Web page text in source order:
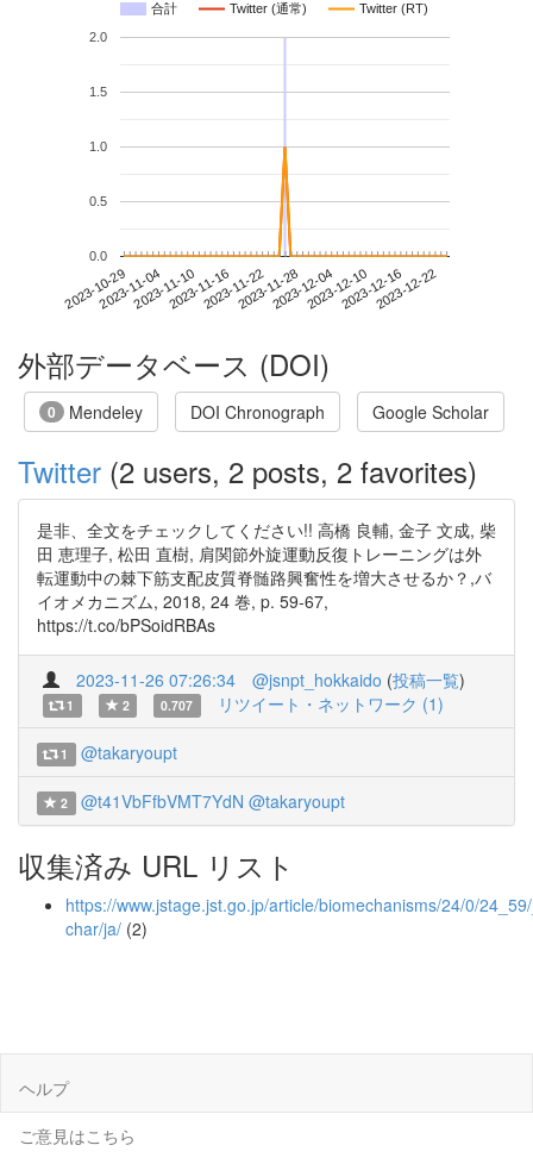
合計 Twitter (通常) Twitter (RT)
2023-10-292023-11-042023-11-102023-11-162023-11-222023-11-282023-12-042023-12-102023-12-162023-12-22
0.0
0.5
1.0
1.5
2.0
外部データベース (DOI)
0 Mendeley DOI Chronograph Google Scholar
Twitter (2 users, 2 posts, 2 favorites)
是非、全文をチェックしてください!! 高橋 良輔, 金子 文成, 柴
田 恵理子, 松田 直樹, 肩関節外旋運動反復トレーニングは外
転運動中の棘下筋支配皮質脊髄路興奮性を増大させるか？,バ
イオメカニズム, 2018, 24 巻, p. 59-67,
https://t.co/bPSoidRBAs
2023-11-26 07:26:34 @jsnpt_hokkaido (投稿一覧)
1 2 0.707 リツイート・ネットワーク (1)
1 @takaryoupt
2 @t41VbFfbVMT7YdN @takaryoupt
収集済み URL リスト
https://www.jstage.jst.go.jp/article/biomechanisms/24/0/
char/ja/ (2)
ヘルプ
ご意見はこちら